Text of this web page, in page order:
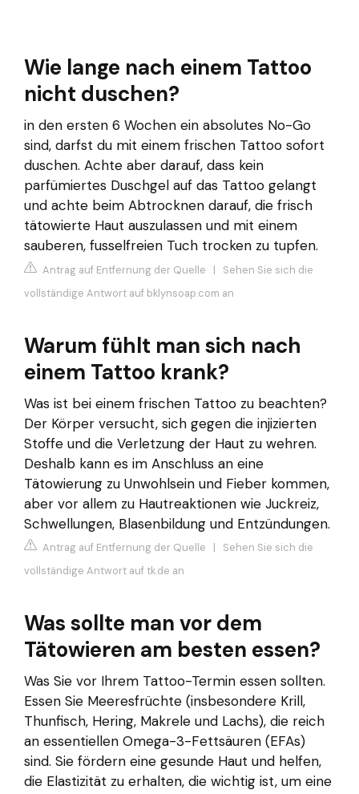
Wie lange nach einem Tattoo
nicht duschen?
in den ersten 6 Wochen ein absolutes No-Go
sind, darfst du mit einem frischen Tattoo sofort
duschen. Achte aber darauf, dass kein
parfümiertes Duschgel auf das Tattoo gelangt
und achte beim Abtrocknen darauf, die frisch
tätowierte Haut auszulassen und mit einem
sauberen, fusselfreien Tuch trocken zu tupfen.
Antrag auf Entfernung der Quelle | Sehen Sie sich die
vollständige Antwort auf bklynsoap.com an
Warum fühlt man sich nach
einem Tattoo krank?
Was ist bei einem frischen Tattoo zu beachten?
Der Körper versucht, sich gegen die injizierten
Stoffe und die Verletzung der Haut zu wehren.
Deshalb kann es im Anschluss an eine
Tätowierung zu Unwohlsein und Fieber kommen,
aber vor allem zu Hautreaktionen wie Juckreiz,
Schwellungen, Blasenbildung und Entzündungen.
Antrag auf Entfernung der Quelle | Sehen Sie sich die
vollständige Antwort auf tk.de an
Was sollte man vor dem
Tätowieren am besten essen?
Was Sie vor Ihrem Tattoo-Termin essen sollten.
Essen Sie Meeresfrüchte (insbesondere Krill,
Thunfisch, Hering, Makrele und Lachs), die reich
an essentiellen Omega-3-Fettsäuren (EFAs)
sind. Sie fördern eine gesunde Haut und helfen,
die Elastizität zu erhalten, die wichtig ist, um eine